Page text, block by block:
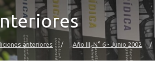
anteriores / Año III, N° 6 - Junio 2002 /